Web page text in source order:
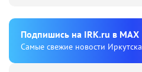
Подпишиcь на IRK.ru в MAX
Cамые свежие новости Иркутска